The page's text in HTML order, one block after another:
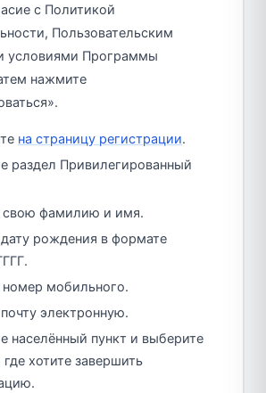
с Политикой
Пользовательским
условиями Программы
нажмите
на страницу регистрации.
раздел Привилегированный
свою фамилию и имя.
рождения в формате
мобильного.
электронную.
населённый пункт и выберите
где хотите завершить